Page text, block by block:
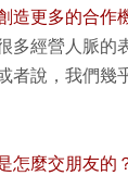
造更多的合作
多經營人脈的
者說，我們幾
怎麼交朋友的